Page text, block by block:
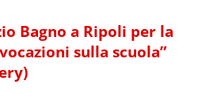
Bagno a Ripoli per la
sulla scuola”